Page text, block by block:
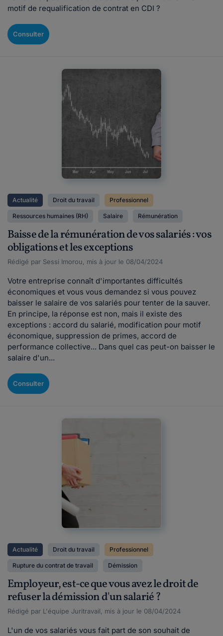
motif de requalification de contrat en CDI ?
Consulter
Actualité Droit du travail Professionnel
Ressources humaines (RH) Salaire Rémunération
Baisse de la rémunération de vos salariés : vos
obligations et les exceptions
Rédigé par Sessi Imorou, mis à jour le 08/04/2024
Votre entreprise connaît d'importantes difficultés
économiques et vous vous demandez si vous pouvez
baisser le salaire de vos salariés pour tenter de la sauver.
En principe, la réponse est non, mais il existe des
exceptions : accord du salarié, modification pour motif
économique, suppression de primes, accord de
performance collective... Dans quel cas peut-on baisser le
salaire d'un...
Consulter
Actualité Droit du travail Professionnel
Rupture du contrat de travail Démission
Employeur, est-ce que vous avez le droit de
refuser la démission d'un salarié ?
Rédigé par L'équipe Juritravail, mis à jour le 08/04/2024
L'un de vos salariés vous fait part de son souhait de